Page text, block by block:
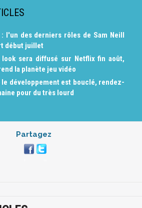
l'un des derniers rôles de Sam Neill
début juillet
look sera diffusé sur Netflix fin août,
la planète jeu vidéo
le développement est bouclé, rendez-
pour du très lourd
Partagez